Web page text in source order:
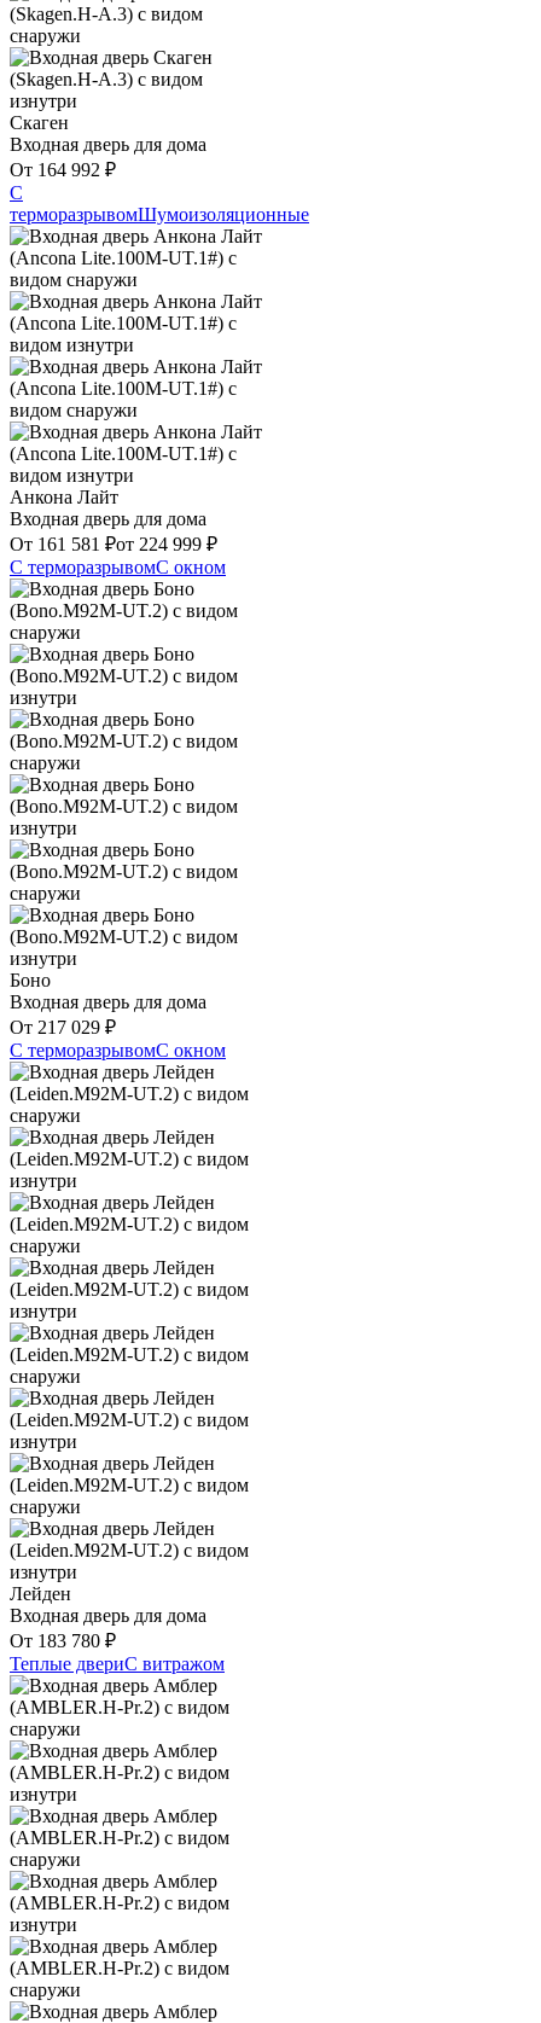
Скаген
Входная дверь для дома
От 164 992 ₽
С
терморазрывомШумоизоляционные
Анкона Лайт
Входная дверь для дома
От 161 581 ₽от 224 999 ₽
С терморазрывомС окном
Боно
Входная дверь для дома
От 217 029 ₽
С терморазрывомС окном
Лейден
Входная дверь для дома
От 183 780 ₽
Теплые двериС витражом